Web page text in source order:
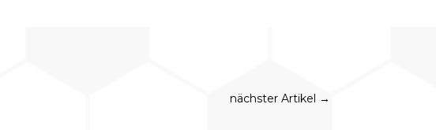
nächster Artikel →